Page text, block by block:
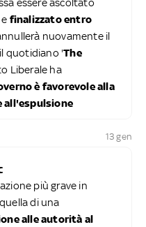
finalizzato entro
nuovamente il
il quotidiano 'The
Liberale ha
è favorevole alla
all'espulsione
13 gen
più grave in
di una
alle autorità al